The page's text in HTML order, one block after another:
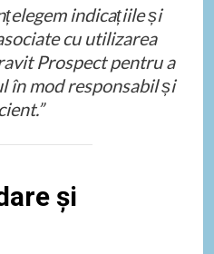
indicațiile și
cu utilizarea
Prospect pentru a
în mod responsabil și
și